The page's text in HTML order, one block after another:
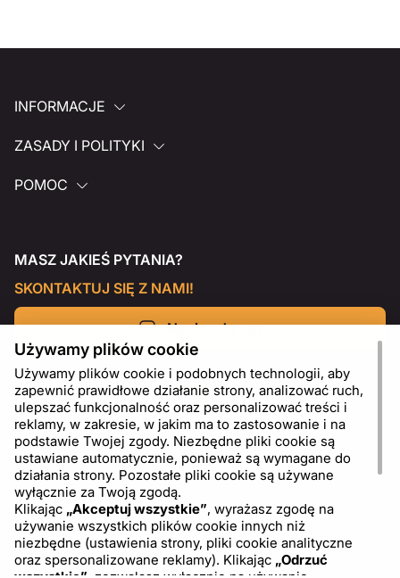
INFORMACJE
ZASADY I POLITYKI
POMOC
MASZ JAKIEŚ PYTANIA?
SKONTAKTUJ SIĘ Z NAMI!
Napisz do nas
PL USD - US Dollar ($)
Używamy plików cookie
Używamy plików cookie i podobnych technologii, aby
zapewnić prawidłowe działanie strony, analizować ruch,
ulepszać funkcjonalność oraz personalizować treści i
reklamy, w zakresie, w jakim ma to zastosowanie i na
podstawie Twojej zgody. Niezbędne pliki cookie są
ustawiane automatycznie, ponieważ są wymagane do
działania strony. Pozostałe pliki cookie są używane
wyłącznie za Twoją zgodą.
Klikając „Akceptuj wszystkie”, wyrażasz zgodę na
używanie wszystkich plików cookie innych niż
niezbędne (ustawienia strony, pliki cookie analityczne
oraz spersonalizowane reklamy). Klikając „Odrzuć